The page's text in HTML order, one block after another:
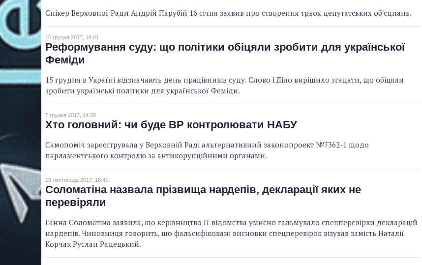
Спікер Верховної Ради Андрій Парубій 16 січня заявив про створення трьох депутатських об'єднань.
15 грудня 2017, 18:01
Реформування суду: що політики обіцяли зробити для української
Феміди
15 грудня в Україні відзначають день працівників суду. Слово і Діло вирішило згадати, що обіцяли
зробити українські політики для української Феміди.
7 грудня 2017, 14:20
Хто головний: чи буде ВР контролювати НАБУ
Самопоміч зареєструвала у Верховній Раді альтернативний законопроект №7362-1 щодо
парламентського контролю за антикорупційними органами.
15 листопада 2017, 18:41
Соломатіна назвала прізвища нардепів, декларації яких не
перевіряли
Ганна Соломатіна заявила, що керівництво її відомства умисно гальмувало спецперевірки декларацій
нардепів. Чиновниця говорить, що фальсифіковані висновки спецперевірок візував замість Наталії
Корчак Руслан Радецький.
Скільки картоплі
великої війни